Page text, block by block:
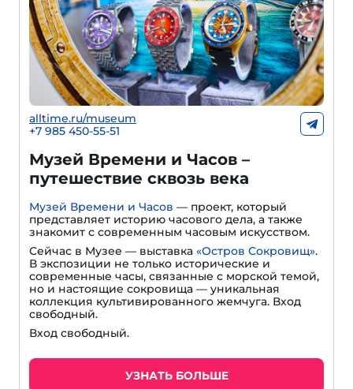
alltime.ru/museum
+7 985 450-55-51
Музей Времени и Часов –
путешествие сквозь века
Музей Времени и Часов — проект, который
представляет историю часового дела, а также
знакомит с современным часовым искусством.
Сейчас в Музее — выставка «Остров Сокровищ».
В экспозиции не только исторические и
современные часы, связанные с морской темой,
но и настоящие сокровища — уникальная
коллекция культивированного жемчуга. Вход
свободный.
Вход свободный.
УЗНАТЬ БОЛЬШЕ